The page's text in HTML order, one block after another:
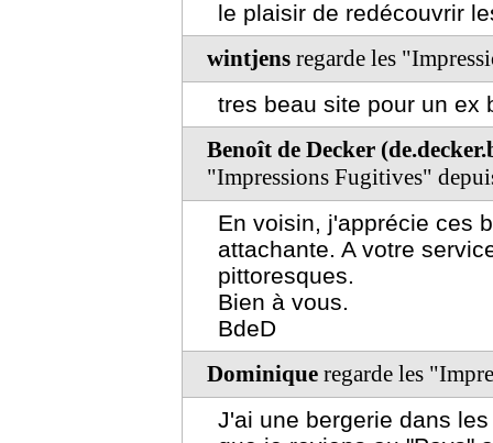
le plaisir de redécouvrir
wintjens regarde les
tres beau site pour un ex
Benoît de Decker
"Impressions Fugitives"
En voisin, j'apprécie ces
attachante. A votre
pittoresques.
Bien à vous.
BdeD
Dominique regarde les
J'ai une bergerie dans